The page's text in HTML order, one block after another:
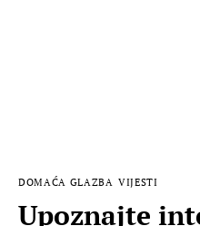
DOMAĆA GLAZBA VIJESTI
Upoznajte